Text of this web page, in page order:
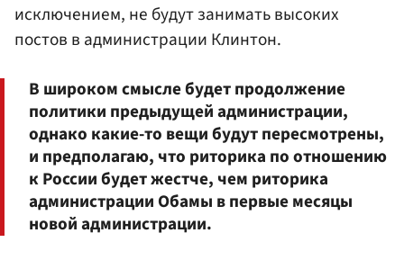
исключением, не будут занимать высоких
постов в администрации Клинтон.
В широком смысле будет продолжение
политики предыдущей администрации,
однако какие-то вещи будут пересмотрены,
и предполагаю, что риторика по отношению
к России будет жестче, чем риторика
администрации Обамы в первые месяцы
новой администрации.